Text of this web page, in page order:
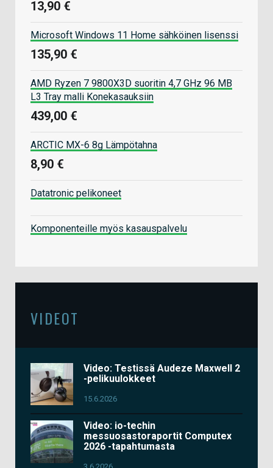
13,90 €
Microsoft Windows 11 Home sähköinen lisenssi
135,90 €
AMD Ryzen 7 9800X3D suoritin 4,7 GHz 96 MB
L3 Tray malli Konekasauksiin
439,00 €
ARCTIC MX-6 8g Lämpötahna
8,90 €
Datatronic pelikoneet
Komponenteille myös kasauspalvelu
VIDEOT
Video: Testissä Audeze Maxwell 2
-pelikuulokkeet
15.6.2026
Video: io-techin
messuosastoraportit Computex
2026 -tapahtumasta